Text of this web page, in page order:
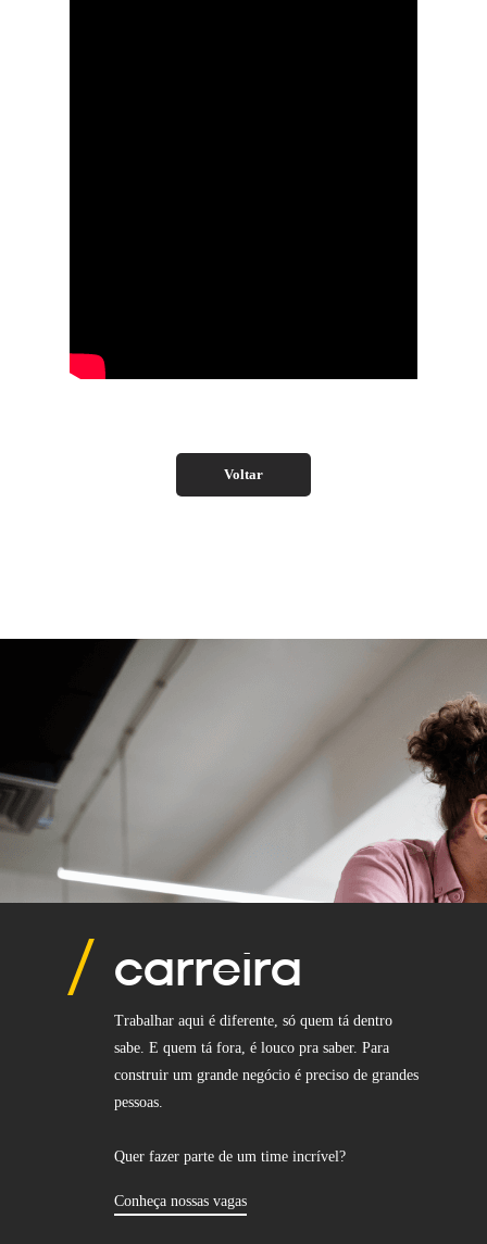
Voltar
carreira
Trabalhar aqui é diferente, só quem tá dentro
sabe. E quem tá fora, é louco pra saber. Para
construir um grande negócio é preciso de grandes
pessoas.
Quer fazer parte de um time incrível?
Conheça nossas vagas